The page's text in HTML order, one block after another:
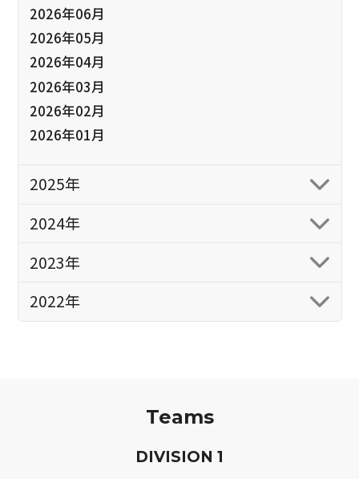
2026年06月
2026年05月
2026年04月
2026年03月
2026年02月
2026年01月
2025年
2024年
2023年
2022年
Teams
DIVISION 1